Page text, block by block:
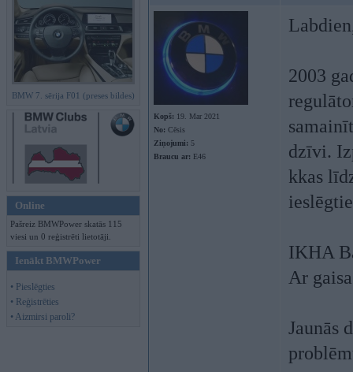
BMW 7. sērija F01 (preses bildes)
Online
Pašreiz BMWPower skatās 115
viesi un 0 reģistrēti lietotāji.
Ienākt BMWPower
• Pieslēgties
• Reģistrēties
• Aizmirsi paroli?
Kopš: 19. Mar 2021
No: Cēsis
Ziņojumi: 5
Braucu ar: E46
2003
dzīvi.
kkas
IKHA
Ar
Jaunās